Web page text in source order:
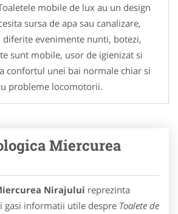
mobile de lux au un design
sursa de apa sau canalizare,
evenimente nunti, botezi,
sunt mobile, usor de igienizat si
confortul unei bai normale chiar si
probleme locomotorii.
Miercurea
Nirajului reprezinta
gasi informatii utile despre Toalete de